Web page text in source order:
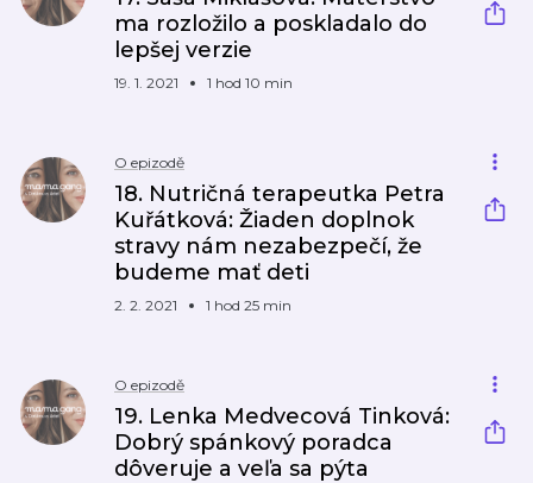
ma rozložilo a poskladalo do
lepšej verzie
19. 1. 2021 1 hod 10 min
O epizodě
18. Nutričná terapeutka Petra
Kuřátková: Žiaden doplnok
stravy nám nezabezpečí, že
budeme mať deti
2. 2. 2021 1 hod 25 min
O epizodě
19. Lenka Medvecová Tinková:
Dobrý spánkový poradca
dôveruje a veľa sa pýta